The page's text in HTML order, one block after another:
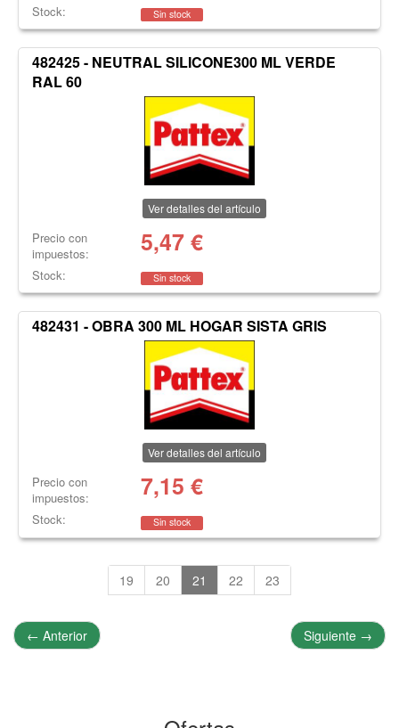
Stock: Sin stock
482425 - NEUTRAL SILICONE300 ML VERDE
RAL 60
Ver detalles del artículo
Precio con
impuestos:
5,47€
Stock: Sin stock
482431 - OBRA 300 ML HOGAR SISTA GRIS
Ver detalles del artículo
Precio con
impuestos:
7,15 €
Stock: Sin stock
19 20 21 22 23
← Anterior Siguiente →